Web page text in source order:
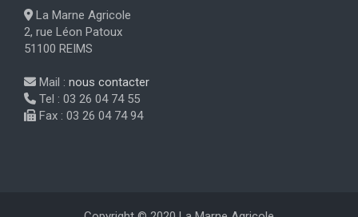
La Marne Agricole
2, rue Léon Patoux
51100 REIMS
Mail : nous contacter
Tel : 03 26 04 74 55
Fax : 03 26 04 74 94